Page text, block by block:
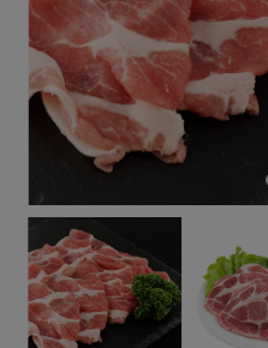
水畜加工品
調理食材・點心
調味醬料/南北貨
休閒零嘴
保健食品
居家好物
料理方式
烘焙．點心
醬料
湯品．鍋物
漬物
涼拌沙拉
飲品
合作25-經典快閃最後一週
合作25-精選產品第四彈
合作25-精選產品第三彈
更多當季產品
議題活動
主婦聯盟X樂齡網特約優惠案
30%rPET紅烏龍茶
廚房瑜伽
關注議題
減硝酸鹽
非基改運動
廢核運動
減添加物
公益金
更多議題
產品檢驗
自主把關
檢驗報告
硝酸鹽檢驗
社員權益
合作社法規